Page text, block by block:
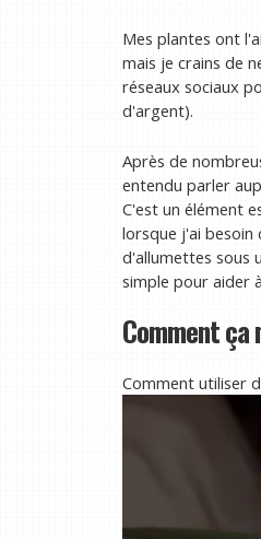
Mes plantes ont
mais je crains de
réseaux sociaux
d'argent).
Après de
entendu parler
C'est un élément
lorsque j'ai besoin
d'allumettes sous
simple pour aider
Comment ça
Comment utiliser